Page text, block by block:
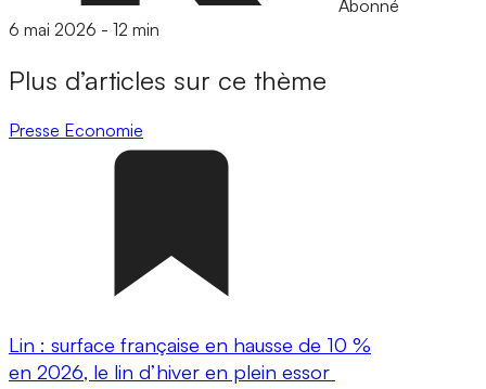
Abonné
6 mai 2026 - 12 min
Plus d’articles sur ce thème
Presse Economie
Lin : surface française en hausse de 10 %
en 2026, le lin d’hiver en plein essor